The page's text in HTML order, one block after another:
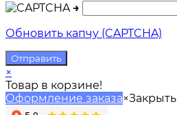
→
Обновить капчу (CAPTCHA)
×
Товар в корзине!
Оформление заказа×Закрыть